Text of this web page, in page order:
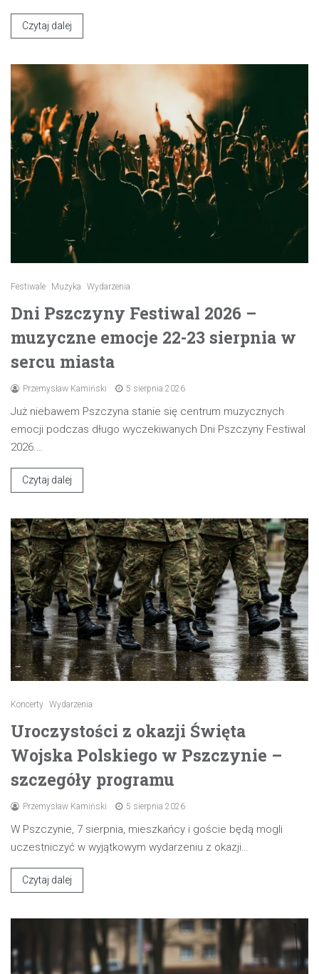
Czytaj dalej
Festiwale Muzyka Wydarzenia
Dni Pszczyny Festiwal 2026 –
muzyczne emocje 22-23 sierpnia w
sercu miasta
Przemysław Kamiński 5 sierpnia 2026
Już niebawem Pszczyna stanie się centrum muzycznych
emocji podczas długo wyczekiwanych Dni Pszczyny Festiwal
2026.…
Czytaj dalej
Koncerty Wydarzenia
Uroczystości z okazji Święta
Wojska Polskiego w Pszczynie –
szczegóły programu
Przemysław Kamiński 5 sierpnia 2026
W Pszczynie, 7 sierpnia, mieszkańcy i goście będą mogli
uczestniczyć w wyjątkowym wydarzeniu z okazji…
Czytaj dalej